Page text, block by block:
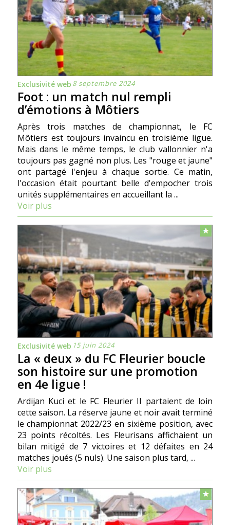
Exclusivité web 8 septembre 2024
Foot : un match nul rempli
d’émotions à Môtiers
Après trois matches de championnat, le FC
Môtiers est toujours invaincu en troisième ligue.
Mais dans le même temps, le club vallonnier n'a
toujours pas gagné non plus. Les "rouge et jaune"
ont partagé l'enjeu à chaque sortie. Ce matin,
l'occasion était pourtant belle d'empocher trois
unités supplémentaires en accueillant la ...
Voir plus
Exclusivité web 15 juin 2024
La « deux » du FC Fleurier boucle
son histoire sur une promotion
en 4e ligue !
Ardijan Kuci et le FC Fleurier II partaient de loin
cette saison. La réserve jaune et noir avait terminé
le championnat 2022/23 en sixième position, avec
23 points récoltés. Les Fleurisans affichaient un
bilan mitigé de 7 victoires et 12 défaites en 24
matches joués (5 nuls). Une saison plus tard, ...
Voir plus